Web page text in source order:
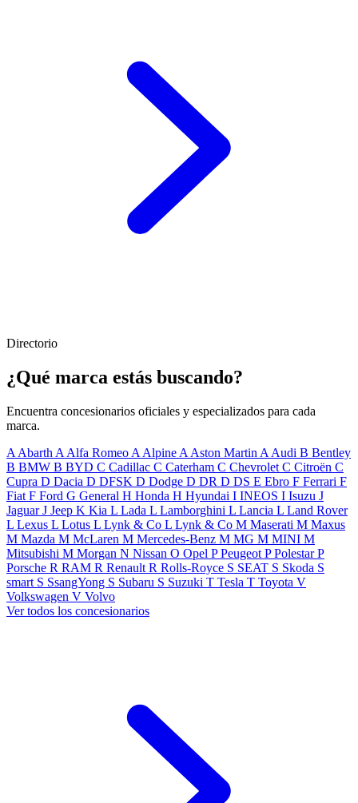
Directorio
¿Qué marca estás buscando?
Encuentra concesionarios oficiales y especializados para cada
marca.
A Abarth A Alfa Romeo A Alpine A Aston Martin A Audi B Bentley
B BMW B BYD C Cadillac C Caterham C Chevrolet C Citroën C
Cupra D Dacia D DFSK D Dodge D DR D DS E Ebro F Ferrari F
Fiat F Ford G General H Honda H Hyundai I INEOS I Isuzu J
JaguarJ Jeep K Kia L Lada L Lamborghini L Lancia L Land Rover
L Lexus L Lotus L Lynk & Co L Lynk & Co M Maserati M Maxus
M Mazda M McLaren M Mercedes-Benz M MG M MINI M
Mitsubishi M Morgan N Nissan O Opel PPeugeot PPolestarP
Porsche R RAM R Renault R Rolls-Royce S SEAT S Skoda S
smart S SsangYong S Subaru S Suzuki T Tesla T Toyota V
Volkswagen V Volvo
Ver todos los concesionarios